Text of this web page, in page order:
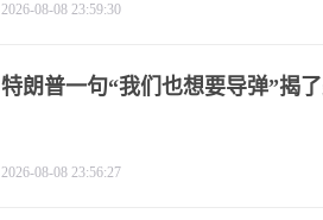
2026-08-08 23:59:30
特朗普一句“我们也想要导弹”揭
2026-08-08 23:56:27